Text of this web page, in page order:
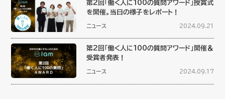
第2回「働く人に100の質問アワード」授賞式
を開催。当日の様子をレポート！
ニュース 2024.09.21
第2回「働く人に100の質問アワード」開催＆
受賞者発表！
ニュース 2024.09.17